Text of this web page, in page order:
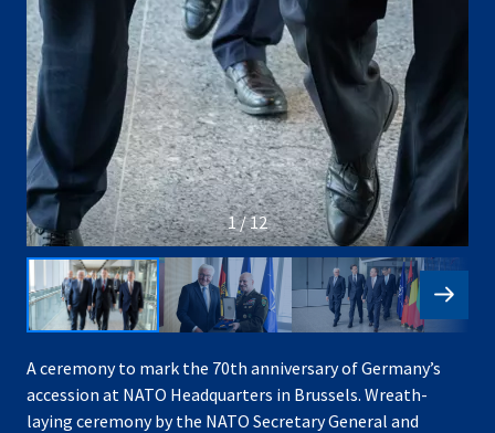
1 / 12
A ceremony to mark the 70th anniversary of Germany’s
accession at NATO Headquarters in Brussels. Wreath-
laying ceremony by the NATO Secretary General and